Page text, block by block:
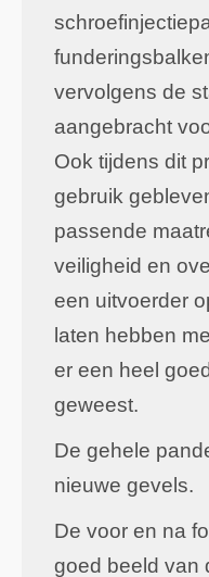
vervolgens de
aangebracht
Ook tijdens dit
gebruik
passende
veiligheid en
een uitvoerder
laten hebben
er een heel
geweest.
De gehele
nieuwe gevels.
De voor en na
goed beeld van